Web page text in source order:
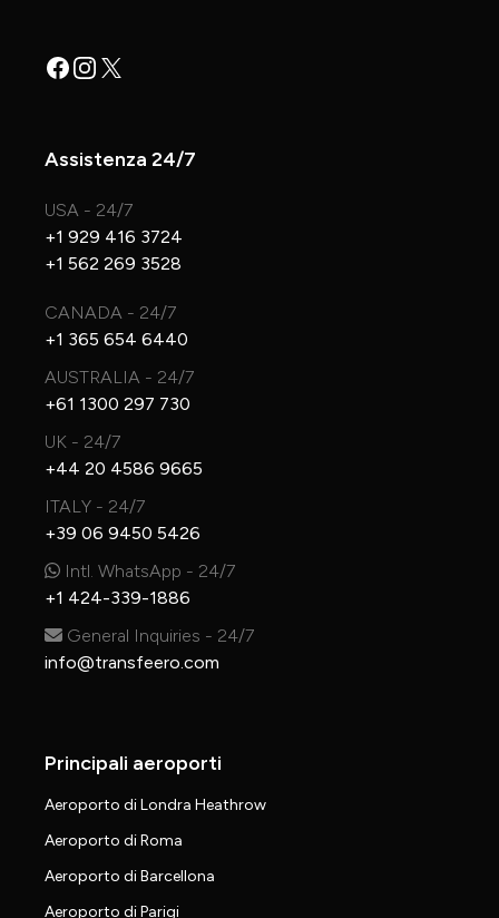
Facebook
Instagram
X
Assistenza 24/7
USA - 24/7
+1 929 416 3724
+1 562 269 3528
CANADA - 24/7
+1 365 654 6440
AUSTRALIA - 24/7
+61 1300 297 730
UK - 24/7
+44 20 4586 9665
ITALY - 24/7
+39 06 9450 5426
Intl. WhatsApp - 24/7
+1 424-339-1886
General Inquiries - 24/7
info@transfeero.com
Principali aeroporti
Aeroporto di Londra Heathrow
Aeroporto di Roma
Aeroporto di Barcellona
Aeroporto di Parigi